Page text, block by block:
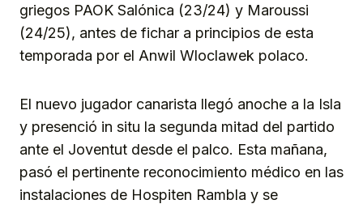
griegos PAOK Salónica (23/24) y Maroussi
(24/25), antes de fichar a principios de esta
temporada por el Anwil Wloclawek polaco.
El nuevo jugador canarista llegó anoche a la Isla
y presenció in situ la segunda mitad del partido
ante el Joventut desde el palco. Esta mañana,
pasó el pertinente reconocimiento médico en las
instalaciones de Hospiten Rambla y se